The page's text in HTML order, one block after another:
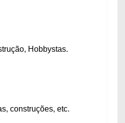
Hobbystas.
construções, etc.